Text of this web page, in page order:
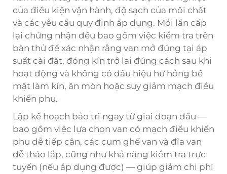
của điều kiện vận hành, độ sạch của môi chất
và các yêu cầu quy định áp dụng. Mỗi lần cấp
lại chứng nhận đều bao gồm việc kiểm tra trên
bàn thử để xác nhận rằng van mở đúng tại áp
suất cài đặt, đóng kín trở lại đúng cách sau khi
hoạt động và không có dấu hiệu hư hỏng bề
mặt làm kín, ăn mòn hoặc suy giảm mạch điều
khiển phụ.
Lập kế hoạch bảo trì ngay từ giai đoạn đầu —
bao gồm việc lựa chọn van có mạch điều khiển
phụ dễ tiếp cận, các cụm ghế van và đĩa van
dễ tháo lắp, cũng như khả năng kiểm tra trực
tuyến (nếu áp dụng được) — giúp giảm chi phí